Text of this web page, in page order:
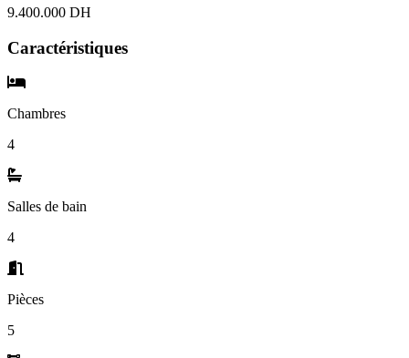
9.400.000 DH
Caractéristiques
Chambres
4
Salles de bain
4
Pièces
5